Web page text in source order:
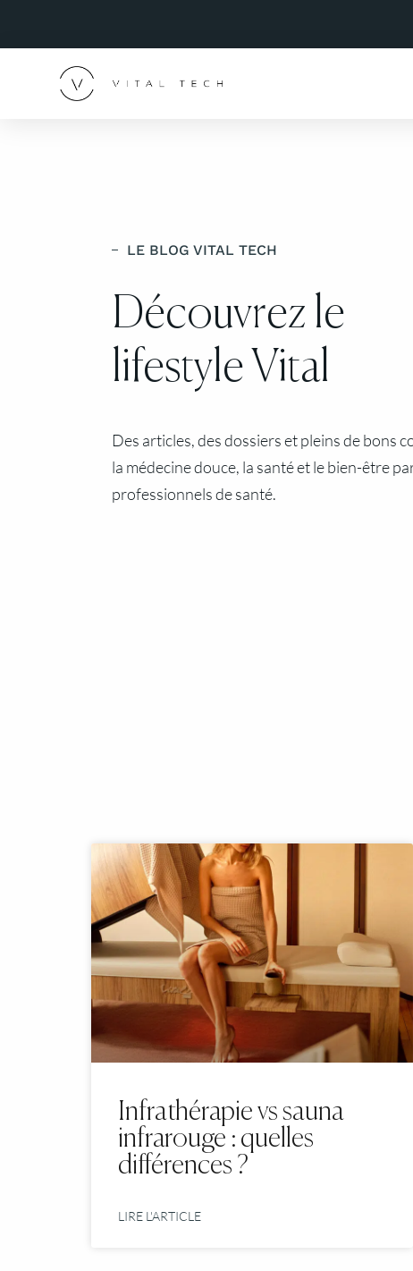
LE BLOG VITAL TECH
Découvrez le
lifestyle Vital
Des articles, des dossiers et pleins de bons
la médecine douce, la santé et le bien-être
professionnels de santé.
Infrathérapie vs sauna
infrarouge : quelles
différences ?
LIRE L'ARTICLE